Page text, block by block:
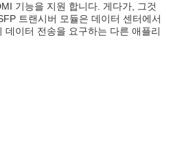
기능을 지원 합니다. 게다가, 그것
트랜시버 모듈은 데이터 센터에서
이터 전송을 요구하는 다른 애플리